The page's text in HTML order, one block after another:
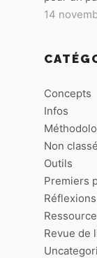
14
Concepts
Infos
Non classé
Outils
Premiers
Réflexions
Ressource
Revue de